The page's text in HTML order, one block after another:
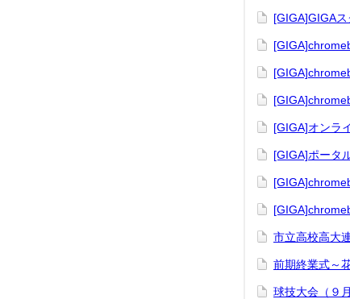
[GIGA]GIGA
[GIGA]オンラ
[GIGA]ポータ
市立高校高大
前期終業式～
球技大会（９